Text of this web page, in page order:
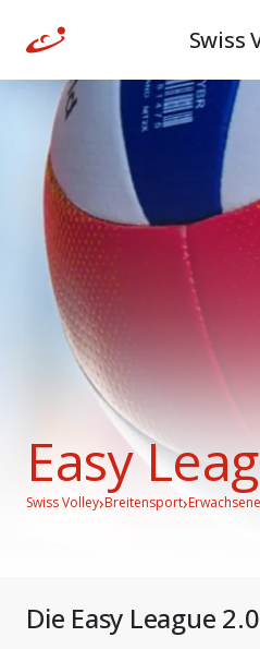
Swiss
Easy
Swiss Volley›Breitensport›Erwachsene
Die Easy League